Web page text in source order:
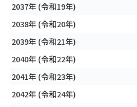
2037年 (令和19年)
2038年 (令和20年)
2039年 (令和21年)
2040年 (令和22年)
2041年 (令和23年)
2042年 (令和24年)